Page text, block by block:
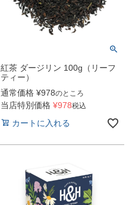
紅茶 ダージリン 100g（リーフ
ティー）
通常価格 ¥978のところ
当店特別価格 ¥978税込
カートに入れる